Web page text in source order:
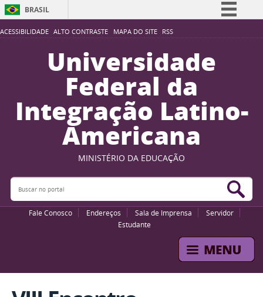
ACESSIBILIDADE ALTO CONTRASTE MAPA DO SITE RSS
BRASIL
Simplifique!
Participe
Acesso à informação
Legislação
Canais
Universidade
Federal da
Integração Latino-
Americana
MINISTÉRIO DA EDUCAÇÃO
Buscar no portal
Fale Conosco Endereços Sala de Imprensa
Servidor
Estudante